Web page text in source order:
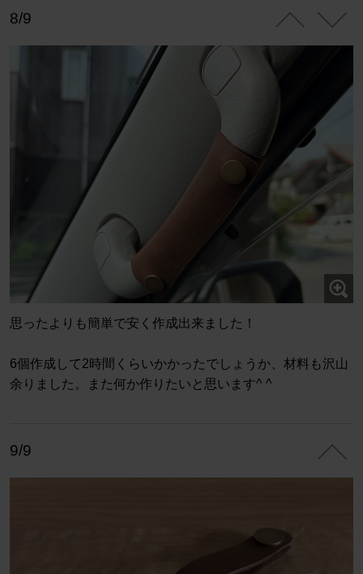
8/9
思ったよりも簡単で安く作成出来ました！
6個作成して2時間くらいかかったでしょうか、材料も沢山
余りました。また何か作りたいと思います^ ^
9/9